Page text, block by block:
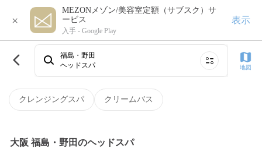
×
MEZONメゾン/美容室定額（サブスク）サ
ービス
入手 - Google Play
表示
クレンジングスパ クリームバス
福島・野田
ヘッドスパ
地図
大阪 福島・野田のヘッドスパ